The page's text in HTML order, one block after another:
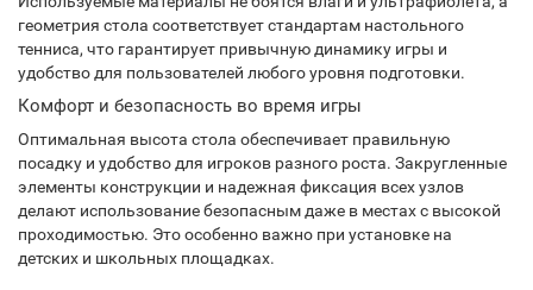
геометрия стола соответствует стандартам настольного
тенниса, что гарантирует привычную динамику игры и
удобство для пользователей любого уровня подготовки.
Комфорт и безопасность во время игры
Оптимальная высота стола обеспечивает правильную
посадку и удобство для игроков разного роста. Закругленные
элементы конструкции и надежная фиксация всех узлов
делают использование безопасным даже в местах с высокой
проходимостью. Это особенно важно при установке на
детских и школьных площадках.